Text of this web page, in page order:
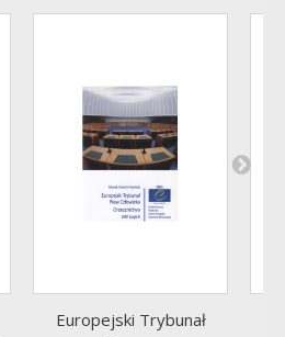
Europejski Trybunał